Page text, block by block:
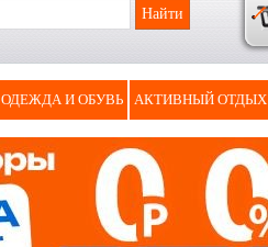
ОДЕЖДА И ОБУВЬ АКТИВНЫЙ ОТДЫХ